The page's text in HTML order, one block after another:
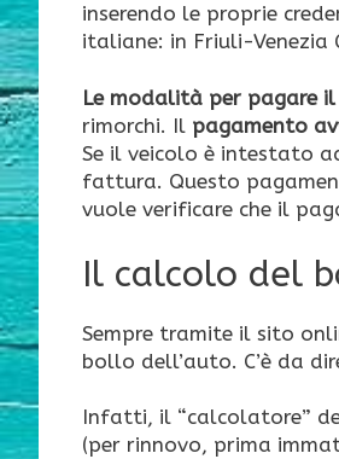
inserendo le proprie
italiane: in Friuli-
Le modalità per pagare
rimorchi. Il pagamento
Se il veicolo è intestato
fattura. Questo
vuole verificare che il
Il calcolo del
Sempre tramite il sito
bollo dell’auto. C’è da
Infatti, il “calcolatore”
(per rinnovo, prima